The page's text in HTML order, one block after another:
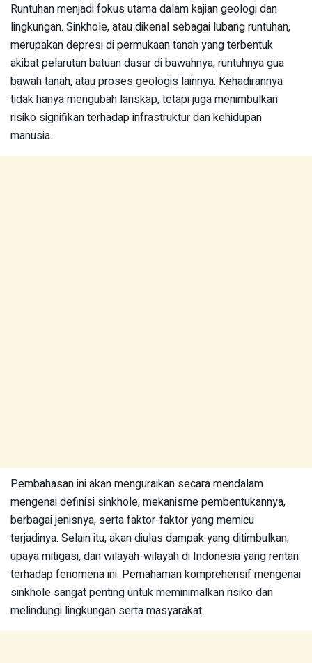
Runtuhan menjadi fokus utama dalam kajian geologi dan
lingkungan. Sinkhole, atau dikenal sebagai lubang runtuhan,
merupakan depresi di permukaan tanah yang terbentuk
akibat pelarutan batuan dasar di bawahnya, runtuhnya gua
bawah tanah, atau proses geologis lainnya. Kehadirannya
tidak hanya mengubah lanskap, tetapi juga menimbulkan
risiko signifikan terhadap infrastruktur dan kehidupan
manusia.
Pembahasan ini akan menguraikan secara mendalam
mengenai definisi sinkhole, mekanisme pembentukannya,
berbagai jenisnya, serta faktor-faktor yang memicu
terjadinya. Selain itu, akan diulas dampak yang ditimbulkan,
upaya mitigasi, dan wilayah-wilayah di Indonesia yang rentan
terhadap fenomena ini. Pemahaman komprehensif mengenai
sinkhole sangat penting untuk meminimalkan risiko dan
melindungi lingkungan serta masyarakat.